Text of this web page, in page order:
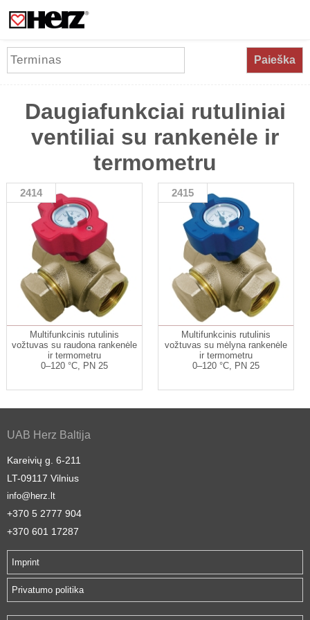
Paieška
Daugiafunkciai rutuliniai
ventiliai su rankenėle ir
termometru
2414
Multifunkcinis rutulinis
vožtuvas su raudona rankenėle
ir termometru
0–120 °C, PN 25
2415
Multifunkcinis rutulinis
vožtuvas su mėlyna rankenėle
ir termometru
0–120 °C, PN 25
UAB Herz Baltija
Kareivių g. 6-211
LT-09117 Vilnius
info@herz.lt
+370 5 2777 904
+370 601 17287
Imprint
Privatumo politika